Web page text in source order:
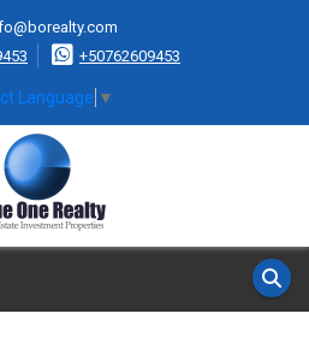
+50762609453
Language ▼